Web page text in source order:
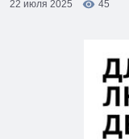
22 июля 2025
45